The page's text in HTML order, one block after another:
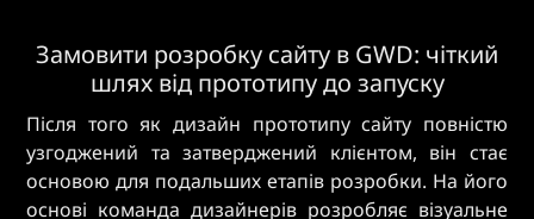
Замовити розробку сайту в GWD: чіткий
шлях від прототипу до запуску
Після того як дизайн прототипу сайту повністю
узгоджений та затверджений клієнтом, він стає
основою для подальших етапів розробки. На його
основі команда дизайнерів розробляє візуальне